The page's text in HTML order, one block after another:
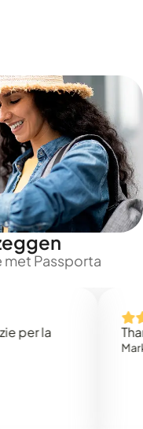
met Passporta
la
Thank
Mark N.